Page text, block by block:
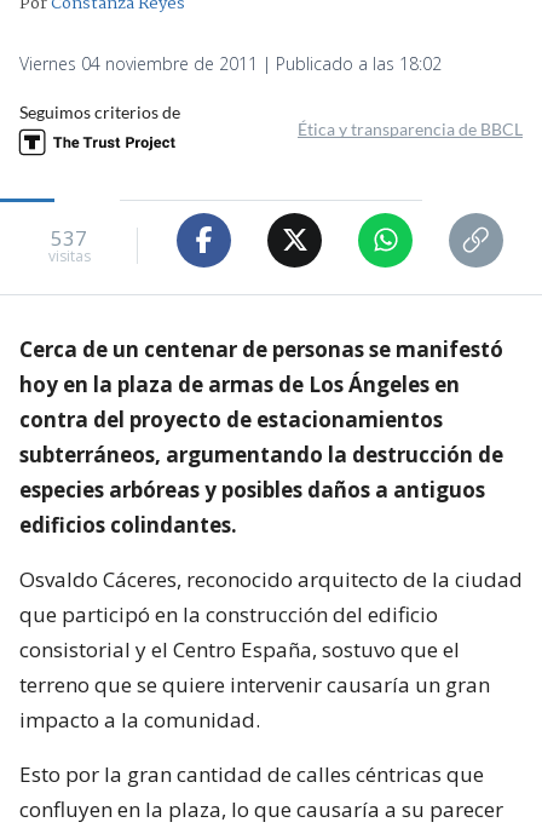
Viernes 04 noviembre de 2011 | Publicado a las 18:02
Seguimos criterios de
Ética y transparencia de BBCL
537
visitas
Cerca de un centenar de personas se manifestó
hoy en la plaza de armas de Los Ángeles en
contra del proyecto de estacionamientos
subterráneos, argumentando la destrucción de
especies arbóreas y posibles daños a antiguos
edificios colindantes.
Osvaldo Cáceres, reconocido arquitecto de la ciudad
que participó en la construcción del edificio
consistorial y el Centro España, sostuvo que el
terreno que se quiere intervenir causaría un gran
impacto a la comunidad.
Esto por la gran cantidad de calles céntricas que
confluyen en la plaza, lo que causaría a su parecer